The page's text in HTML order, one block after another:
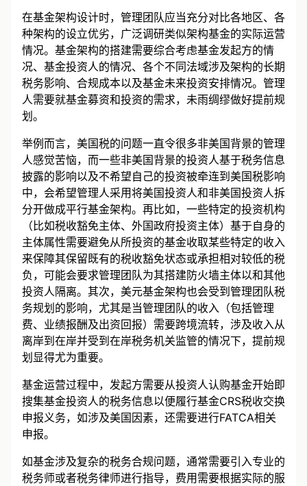
在基金架构设计时，管理团队应当充分对比各地区、各
种架构的设立优劣，广泛调研类似架构基金的实际运营
情况。基金架构的搭建需要综合考虑基金发起方的情
况、基金投资人的情况、各个不同法域涉及架构的长期
税务影响、合规成本以及基金未来投资安排情况。管理
人需要就基金募资和投资的需求，未雨绸缪做好提前规
举例而言，美国税的问题一直令很多非美国背景的管理
人感觉苦恼，而一些非美国背景的投资人基于税务信息
披露的影响以及不希望自己的投资被牵连到美国税影响
中，会希望管理人采用将美国投资人和非美国投资人拆
分开做成平行基金架构。再比如，一些特定的投资机构
（比如税收豁免主体、外国政府投资主体）基于自身的
主体属性需要避免从所投资的基金收取某些特定的收入
来保障其保留既有的税收豁免状态或承担相对较低的税
负，可能会要求管理团队为其搭建防火墙主体以和其他
投资人隔离。其次，美元基金架构也会受到管理团队税
务规划的影响，尤其是当管理团队的收入（包括管理
费、业绩报酬及出资回报）需要跨境流转，涉及收入从
离岸到在岸并受到在岸税务机关监管的情况下，提前规
基金运营过程中，发起方需要从投资人认购基金开始即
搜集基金投资人的税务信息以便履行基金CRS税收交换
申报义务，如涉及美国因素，还需要进行FATCA相关
如基金涉及复杂的税务合规问题，通常需要引入专业的